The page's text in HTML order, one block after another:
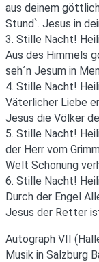
aus deinem
Stund`. Jesus in
3. Stille Nacht!
Aus des Himmels
seh´n Jesum in
4. Stille Nacht!
Väterlicher Liebe
Jesus die Völker
5. Stille Nacht!
der Herr vom
Welt Schonung
6. Stille Nacht!
Durch der Engel
Jesus der Retter
Autograph VII
Musik in Salzburg